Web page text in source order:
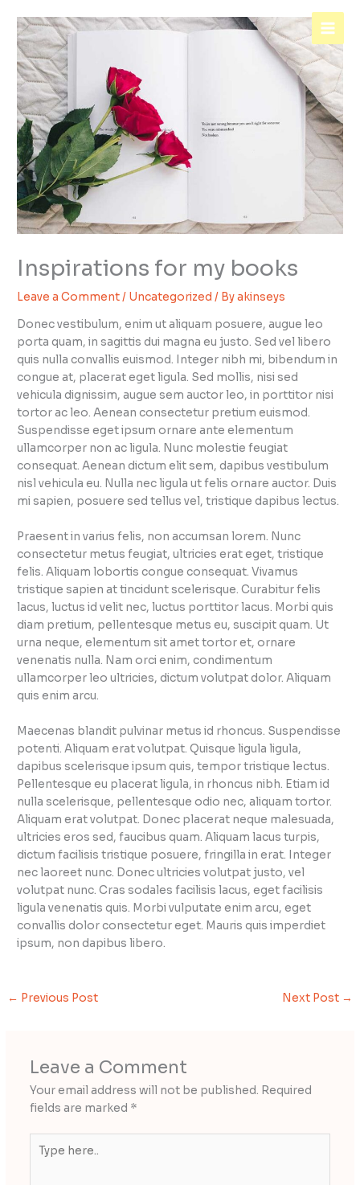
content
Inspirations for my books
Leave a Comment/ Uncategorized / Byakinseys
Donec vestibulum, enim ut aliquam posuere, augue leo
porta quam, in sagittis dui magna eu justo. Sed vel libero
quis nulla convallis euismod. Integer nibh mi, bibendum in
congue at, placerat eget ligula. Sed mollis, nisi sed
vehicula dignissim, augue sem auctor leo, in porttitor nisi
tortor ac leo. Aenean consectetur pretium euismod.
Suspendisse eget ipsum ornare ante elementum
ullamcorper non ac ligula. Nunc molestie feugiat
consequat. Aenean dictum elit sem, dapibus vestibulum
nisl vehicula eu. Nulla nec ligula ut felis ornare auctor. Duis
mi sapien, posuere sed tellus vel, tristique dapibus lectus.
Praesent in varius felis, non accumsan lorem. Nunc
consectetur metus feugiat, ultricies erat eget, tristique
felis. Aliquam lobortis congue consequat. Vivamus
tristique sapien at tincidunt scelerisque. Curabitur felis
lacus, luctus id velit nec, luctus porttitor lacus. Morbi quis
diam pretium, pellentesque metus eu, suscipit quam. Ut
urna neque, elementum sit amet tortor et, ornare
venenatis nulla. Nam orci enim, condimentum
ullamcorper leo ultricies, dictum volutpat dolor. Aliquam
quis enim arcu.
Maecenas blandit pulvinar metus id rhoncus. Suspendisse
potenti. Aliquam erat volutpat. Quisque ligula ligula,
dapibus scelerisque ipsum quis, tempor tristique lectus.
Pellentesque eu placerat ligula, in rhoncus nibh. Etiam id
nulla scelerisque, pellentesque odio nec, aliquam tortor.
Aliquam erat volutpat. Donec placerat neque malesuada,
ultricies eros sed, faucibus quam. Aliquam lacus turpis,
dictum facilisis tristique posuere, fringilla in erat. Integer
nec laoreet nunc. Donec ultricies volutpat justo, vel
volutpat nunc. Cras sodales facilisis lacus, eget facilisis
ligula venenatis quis. Morbi vulputate enim arcu, eget
convallis dolor consectetur eget. Mauris quis imperdiet
ipsum, non dapibus libero.
← Previous Post Next Post →
Leave a Comment
Your email address will not be published. Required
fields are marked *
here..